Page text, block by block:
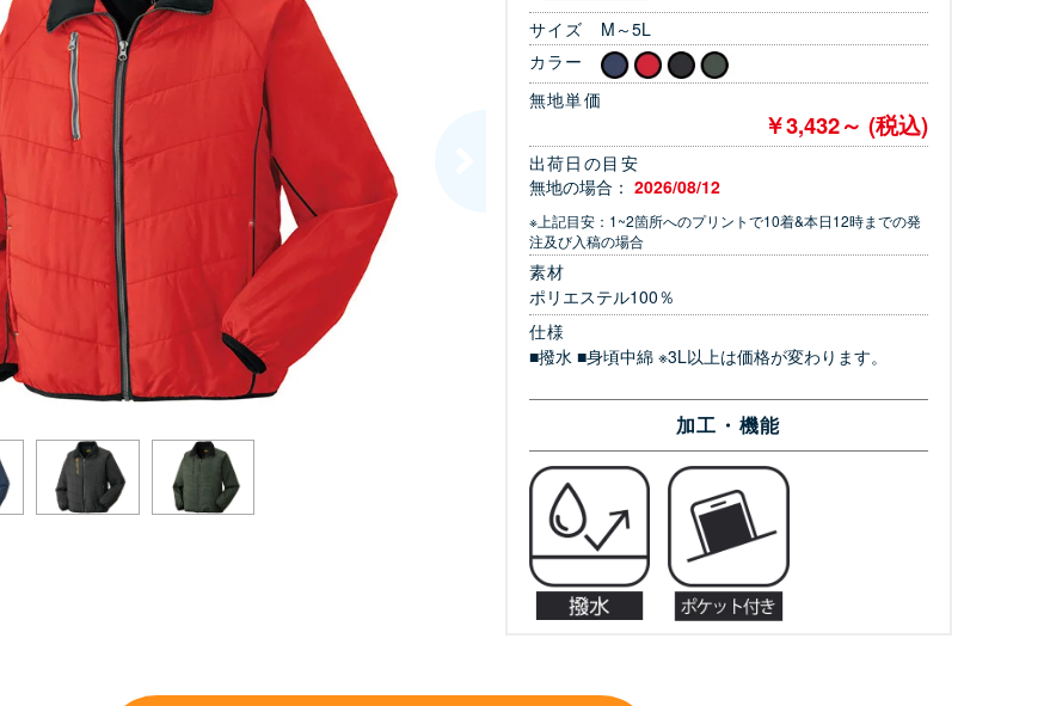
サイズ
M～5L
カラー
無地単価
￥3,432～ (税込)
出荷日の目安
無地の場合： 2026/08/12
※上記目安：1~2箇所へのプリントで10着&本日12時までの発
注及び入稿の場合
素材
ポリエステル100％
仕様
■撥水 ■身頃中綿 ※3L以上は価格が変わります。
加工・機能